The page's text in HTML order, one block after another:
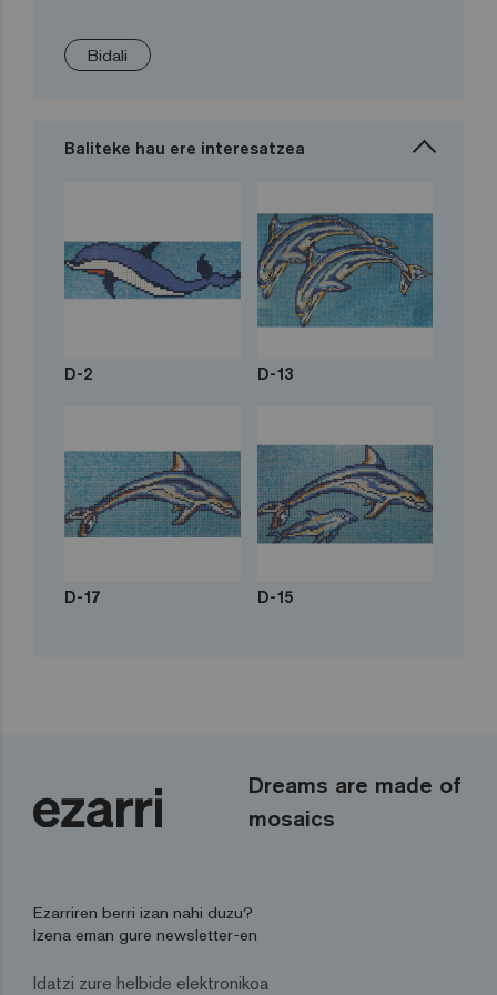
Bidali
Baliteke hau ere interesatzea
D-2 D-13
D-17 D-15
Dreams are made of
mosaics
Ezarriren berri izan nahi duzu?
Izena eman gure newsletter-en